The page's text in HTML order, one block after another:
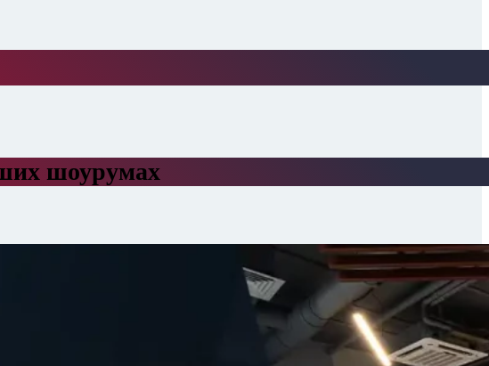
шоурумах